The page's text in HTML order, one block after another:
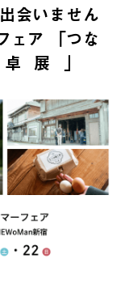
会いません
ェア 「つな
展」